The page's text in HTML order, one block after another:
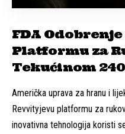
FDA
Platformu za
Tekućinom
Američka uprava za hranu i
Revvityjevu platformu za
inovativna tehnologija koristi